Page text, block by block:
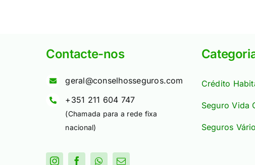
Contacte-nos
geral@conselhosseguros.com
+351 211 604 747
(Chamada para a rede fixa
nacional)
Crédito
Seguro Vida
Seguros